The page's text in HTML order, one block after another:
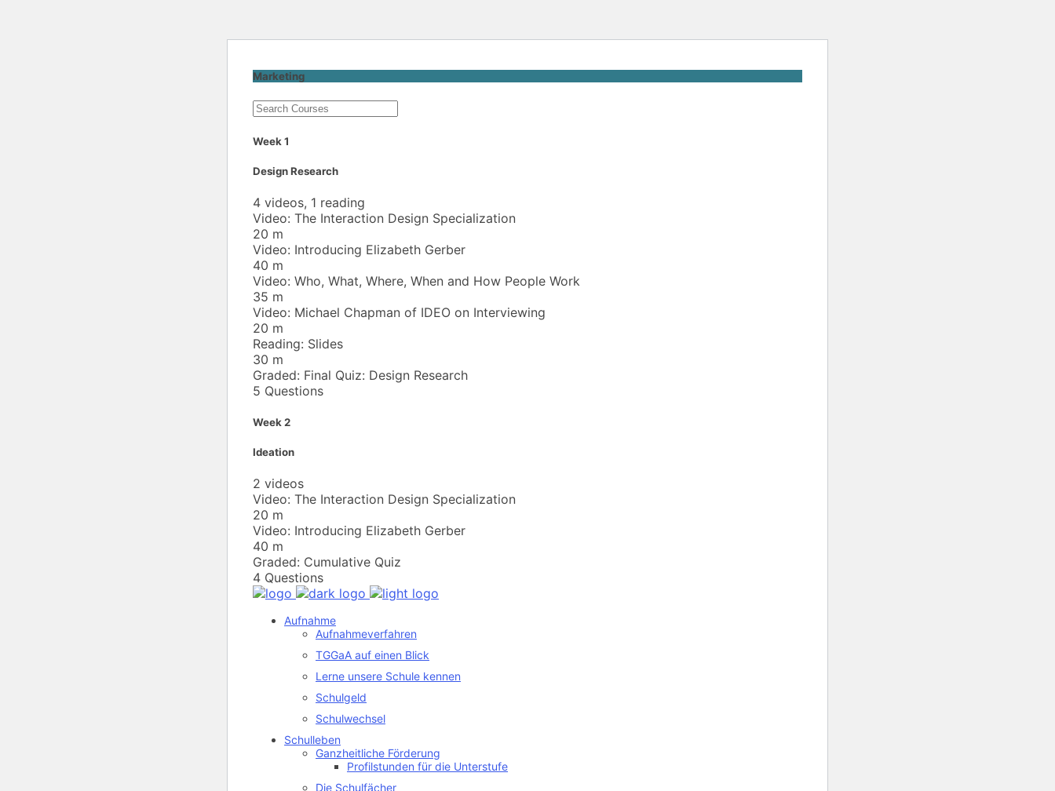
Marketing
Week 1
Design Research
4 videos, 1 reading
Video: The Interaction Design Specialization
20 m
Video: Introducing Elizabeth Gerber
40 m
Video: Who, What, Where, When and How People Work
35 m
Video: Michael Chapman of IDEO on Interviewing
20 m
Reading: Slides
30 m
Graded: Final Quiz: Design Research
5 Questions
Week 2
Ideation
2 videos
Video: The Interaction Design Specialization
20 m
Video: Introducing Elizabeth Gerber
40 m
Graded: Cumulative Quiz
4 Questions
Aufnahme
Aufnahmeverfahren
TGGaA auf einen Blick
Lerne unsere Schule kennen
Schulgeld
Schulwechsel
Schulleben
Ganzheitliche Förderung
Profilstunden für die Unterstufe
Die Schulfächer